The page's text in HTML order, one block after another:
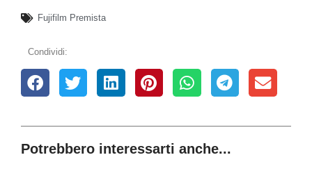
Fujifilm Premista
Condividi:
Potrebbero interessarti anche...